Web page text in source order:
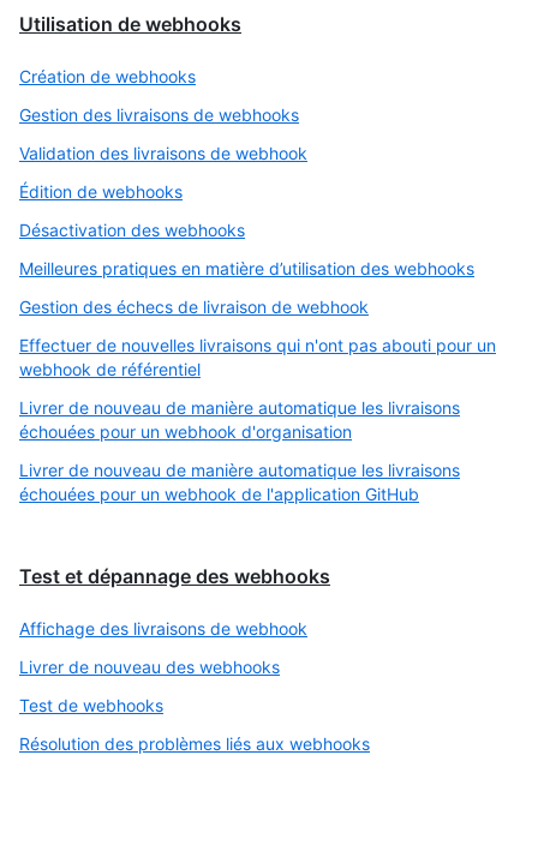
Utilisation de webhooks
Création de webhooks
Gestion des livraisons de webhooks
Validation des livraisons de webhook
Édition de webhooks
Désactivation des webhooks
Meilleures pratiques en matière d’utilisation des webhooks
Gestion des échecs de livraison de webhook
Effectuer de nouvelles livraisons qui n'ont pas abouti pour un
webhook de référentiel
Livrer de nouveau de manière automatique les livraisons
échouées pour un webhook d'organisation
Livrer de nouveau de manière automatique les livraisons
échouées pour un webhook de l'application GitHub
Test et dépannage des webhooks
Affichage des livraisons de webhook
Livrer de nouveau des webhooks
Test de webhooks
Résolution des problèmes liés aux webhooks